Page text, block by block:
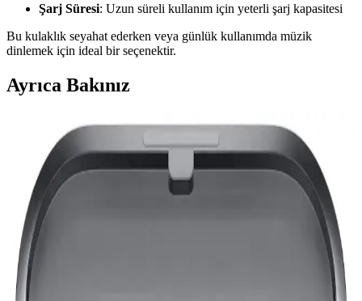
Şarj Süresi: Uzun süreli kullanım için yeterli şarj kapasitesi
Bu kulaklık seyahat ederken veya günlük kullanımda müzik
dinlemek için ideal bir seçenektir.
Ayrıca Bakınız
Sony WF-1000XM6 Kulaklıkların Onarılabilirliği
ve Dayanıklılık İncelemesi
Sony WF-1000XM6 kulaklıkların lehimlenmiş batarya bağlantıları
ve yapıştırıcı kullanımı onarımı zorlaştırıyor. Kullanıcı deneyimleri
dayanıklılığın 1-2 yıl arasında olduğunu gösteriyor, bu da çevresel
kaygıları artırıyor.
Anker Soundcore Q45 Kulaklık: Gelişmiş Ses
Kalitesi ve Uzun Pil Ömrü ile Yeni Deneyim